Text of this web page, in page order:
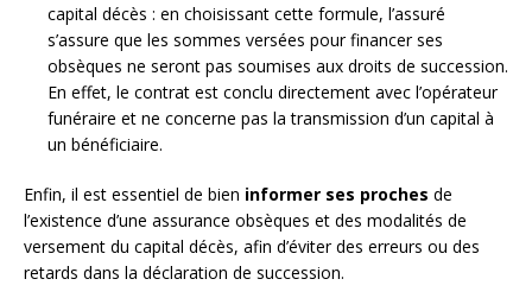
capital décès : en choisissant cette formule, l’assuré
s’assure que les sommes versées pour financer ses
obsèques ne seront pas soumises aux droits de succession.
En effet, le contrat est conclu directement avec l’opérateur
funéraire et ne concerne pas la transmission d’un capital à
un bénéficiaire.
Enfin, il est essentiel de bien informer ses proches de
l’existence d’une assurance obsèques et des modalités de
versement du capital décès, afin d’éviter des erreurs ou des
retards dans la déclaration de succession.